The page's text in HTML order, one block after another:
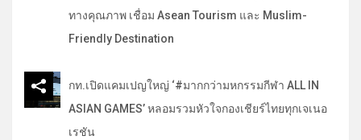
ทางคุณภาพ เชื่อม Asean Tourism และ Muslim-
Friendly Destination
กท.เปิดแคมเปญใหญ่ ‘#มากกว่ามหกรรมกีฬา ALL IN
ASIAN GAMES’ หลอมรวมหัวใจกองเชียร์ไทยทุกเจเนอ
เรชัน